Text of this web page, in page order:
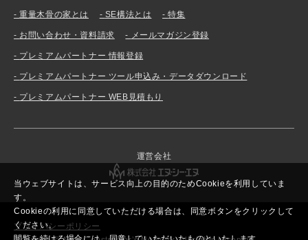
当ウェブサイトは、サービス向上の目的のためCookieを利用していま
す。
Cookieの利用に同意していただける場合は、同意ボタンをクリックして
ください。
重量木骨の家とは SE構法とは 特集
お問い合わせ・資料請求 メールマガジン登録
プレミアムパートナー 情報登録
プレミアムパートナー ツール申込み・データダウンロード
プレミアムパートナー WEB見積もり
運営会社
プライバシーポリシー